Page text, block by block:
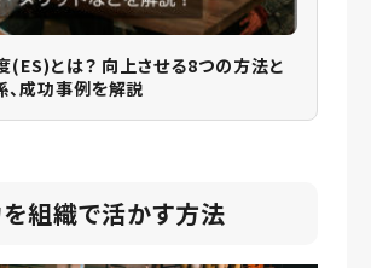
(ES)とは？ 向上させる8つの方法と
成功事例を解説
組織で活かす方法